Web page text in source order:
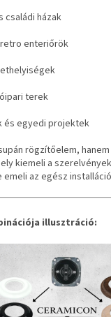
családi házak
enteriőrök
terek
és egyedi projektek
rögzítőelem, hanem
kiemeli a
az egész
illusztráció: